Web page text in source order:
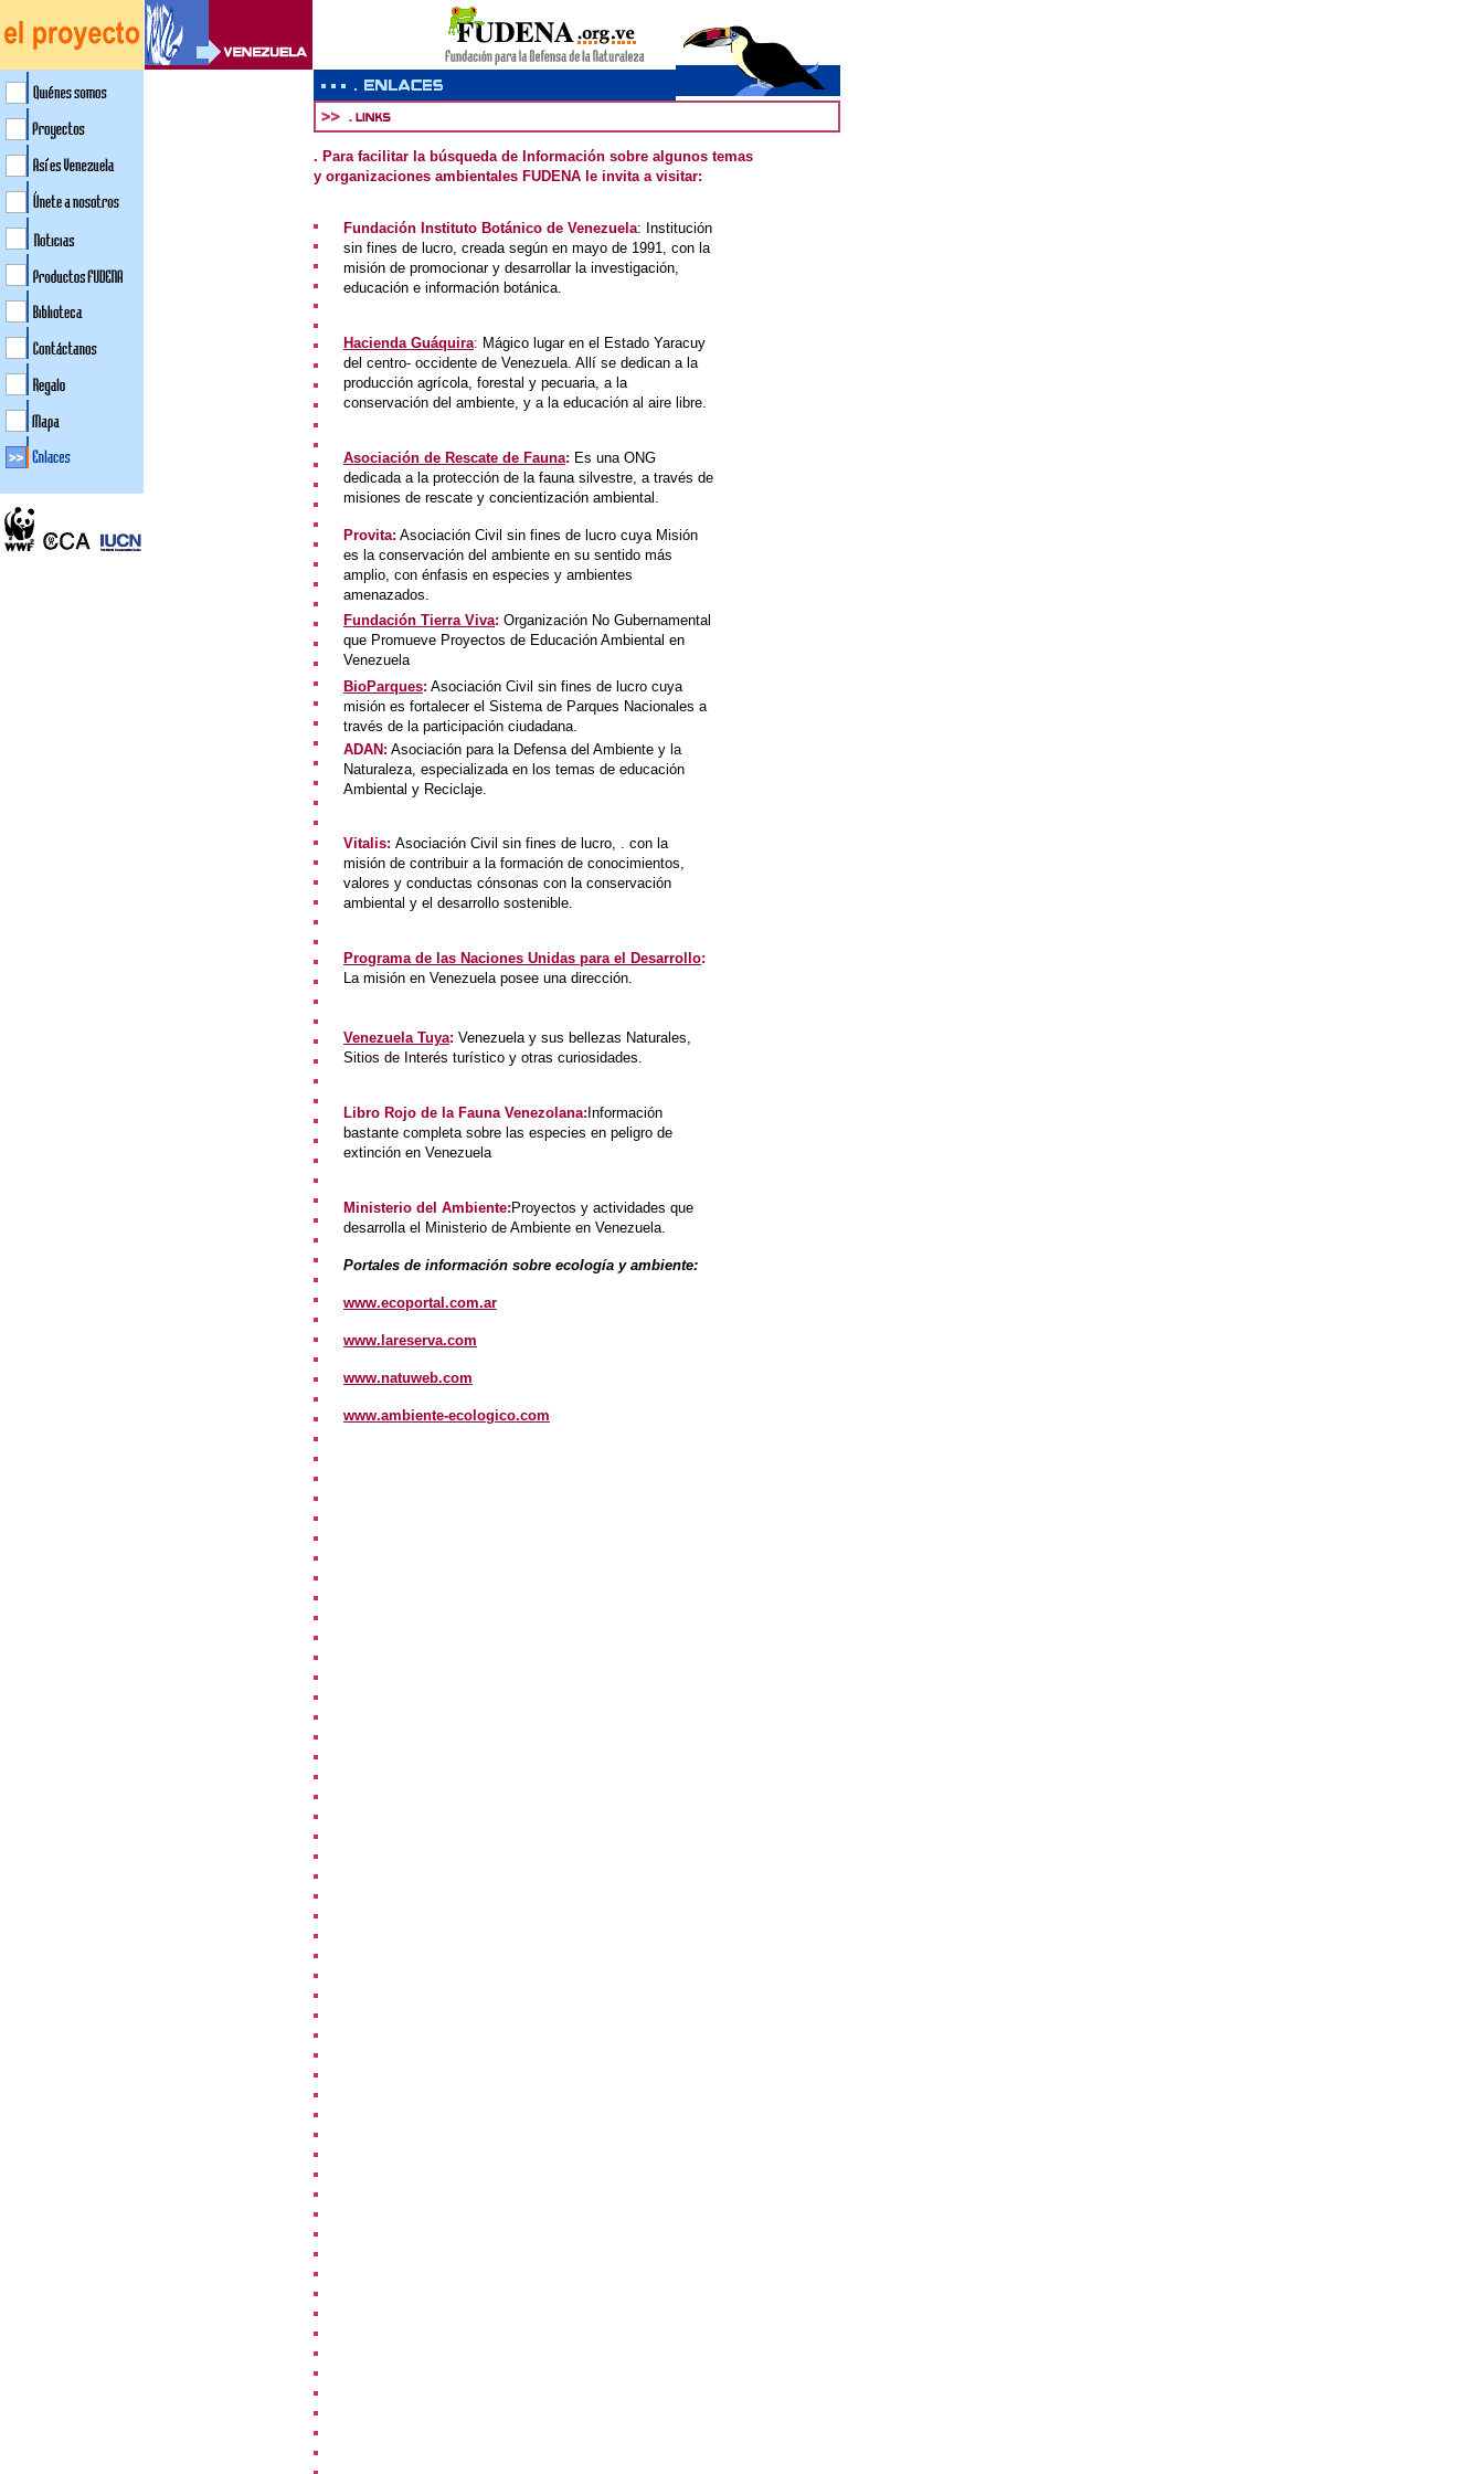
. Para facilitar la búsqueda de Información sobre algunos temas
y organizaciones ambientales FUDENA le invita a visitar:
Fundación Instituto Botánico de Venezuela: Institución
sin fines de lucro, creada según en mayo de 1991, con la
misión de promocionar y desarrollar la investigación,
educación e información botánica.
Hacienda Guáquira: Mágico lugar en el Estado Yaracuy
del centro- occidente de Venezuela. Allí se dedican a la
producción agrícola, forestal y pecuaria, a la
conservación del ambiente, y a la educación al aire libre.
Asociación de Rescate de Fauna: Es una ONG
dedicada a la protección de la fauna silvestre, a través de
misiones de rescate y concientización ambiental.
Provita: Asociación Civil sin fines de lucro cuya Misión
es la conservación del ambiente en su sentido más
amplio, con énfasis en especies y ambientes
amenazados.
Fundación Tierra Viva: Organización No Gubernamental
que Promueve Proyectos de Educación Ambiental en
Venezuela
BioParques: Asociación Civil sin fines de lucro cuya
misión es fortalecer el Sistema de Parques Nacionales a
través de la participación ciudadana.
ADAN : Asociación para la Defensa del Ambiente y la
Naturaleza, especializada en los temas de educación
Ambiental y Reciclaje.
Vitalis: Asociación Civil sin fines de lucro, . con la
misión de contribuir a la formación de conocimientos,
valores y conductas cónsonas con la conservación
ambiental y el desarrollo sostenible.
Programa de las Naciones Unidas para el Desarrollo:
La misión en Venezuela posee una dirección.
Venezuela Tuya: Venezuela y sus bellezas Naturales,
Sitios de Interés turístico y otras curiosidades.
Libro Rojo de la Fauna Venezolana: Información
bastante completa sobre las especies en peligro de
extinción en Venezuela
Ministerio del Ambiente: Proyectos y actividades que
desarrolla el Ministerio de Ambiente en Venezuela.
Portales de información sobre ecología y ambiente:
www.ecoportal.com.ar
www.lareserva.com
www.natuweb.com
www.ambiente-ecologico.com